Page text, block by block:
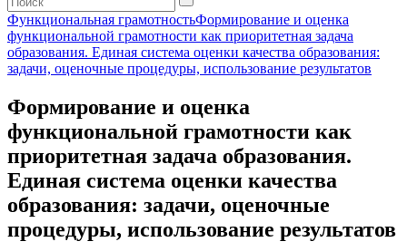
Функциональная грамотностьФормирование и оценка
функциональной грамотности как приоритетная задача
образования. Единая система оценки качества образования:
задачи, оценочные процедуры, использование результатов
Формирование и оценка
функциональной грамотности как
приоритетная задача образования.
Единая система оценки качества
образования: задачи, оценочные
процедуры, использование результатов